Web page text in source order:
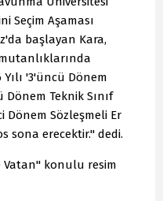
Seçim Aşaması
başlayan Kara,
'3'üncü Dönem
Teknik Sınıf
Dönem Sözleşmeli Er
sona erecektir." dedi.
Vatan" konulu resim